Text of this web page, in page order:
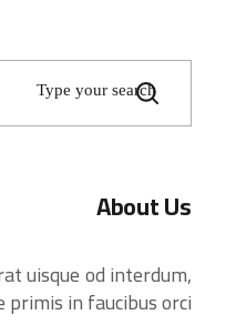
About Us
uisque od interdum,
in faucibus orci.